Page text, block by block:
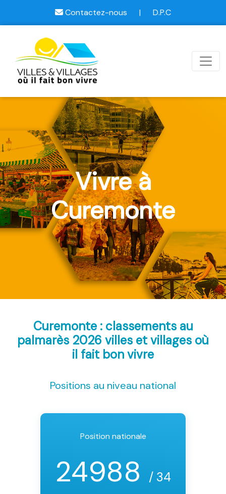
Contactez-nous | D.P.C
Vivre à
Curemonte
Curemonte : classements au
palmarès 2026 villes et villages où
il fait bon vivre
Positions au niveau national
Position nationale
24988 / 34